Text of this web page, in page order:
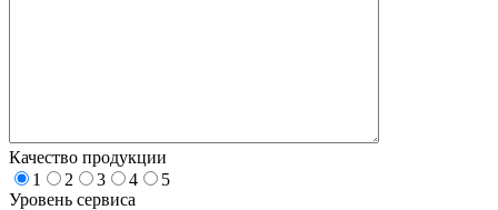
Качество продукции
1
2 3 4
5
Уровень сервиса